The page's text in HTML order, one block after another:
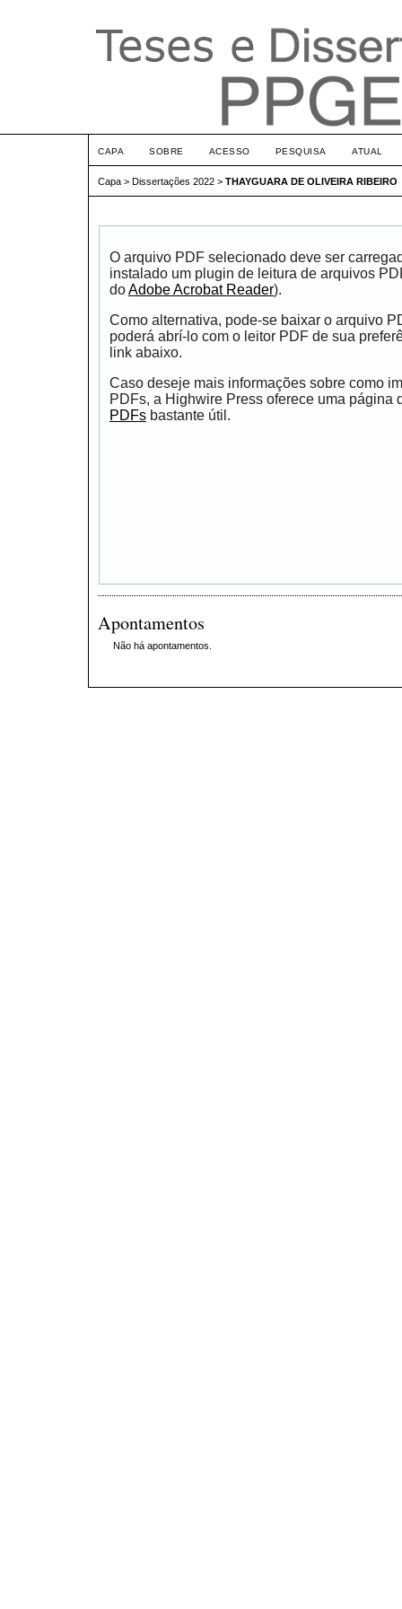
CAPA SOBRE ACESSO PESQUISA ATUAL
Capa > Dissertações 2022 > THAYGUARA DE OLIVEIRA RIBEIRO
O arquivo PDF selecionado deve ser
instalado um plugin de leitura de arquivos
doAdobe Acrobat Reader).
Como alternativa, pode-se baixar o arquivo
poderá abrí-lo com o leitor PDF de sua
link abaixo.
Caso deseje mais informações sobre como
PDFs, a Highwire Press oferece uma página
PDFs bastante útil.
Apontamentos
Não há apontamentos.